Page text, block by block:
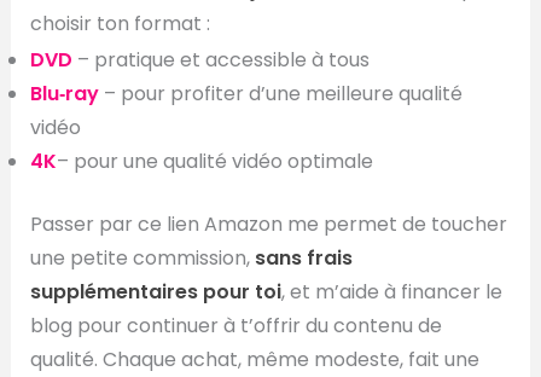
choisir ton format :
DVD – pratique et accessible à tous
Blu‑ray– pour profiter d’une meilleure qualité
vidéo
4K– pour une qualité vidéo optimale
Passer par ce lien Amazon me permet de toucher
une petite commission, sans frais
supplémentaires pour toi, et m’aide à financer le
blog pour continuer à t’offrir du contenu de
qualité. Chaque achat, même modeste, fait une